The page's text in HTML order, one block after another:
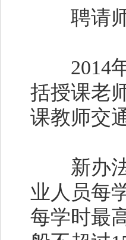
聘请师
2014年
括授课老
课教师交
新办法
业人员每
每学时最